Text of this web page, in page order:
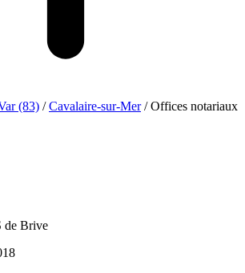
(83) / Cavalaire-sur-Mer / Offices notariaux
de Brive